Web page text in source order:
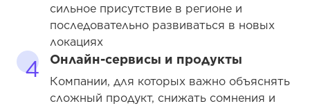
сильное присутствие в регионе и
последовательно развиваться в новых
локациях
4 Онлайн-сервисы и продукты
Компании, для которых важно объяснять
сложный продукт, снижать сомнения и